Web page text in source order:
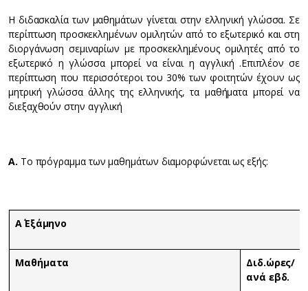
Η διδασκαλία των μαθημάτων γίνεται στην ελληνική γλώσσα. Σε
περίπτωση προσκεκλημένων ομιλητών από το εξωτερικό και στη
διοργάνωση σεμιναρίων με προσκεκλημένους ομιλητές από το
εξωτερικό η γλώσσα μπορεί να είναι η αγγλική .Επιπλέον σε
περίπτωση που περισσότεροι του 30% των φοιτητών έχουν ως
μητρική γλώσσα άλλης της ελληνικής, τα μαθήματα μπορεί να
διεξαχθούν στην αγγλική
Α. Το πρόγραμμα των μαθημάτων διαμορφώνεται ως εξής:
Α΄ Εξάμηνο
Μαθήματα
Διδ.ώρες/
ανά εβδ.